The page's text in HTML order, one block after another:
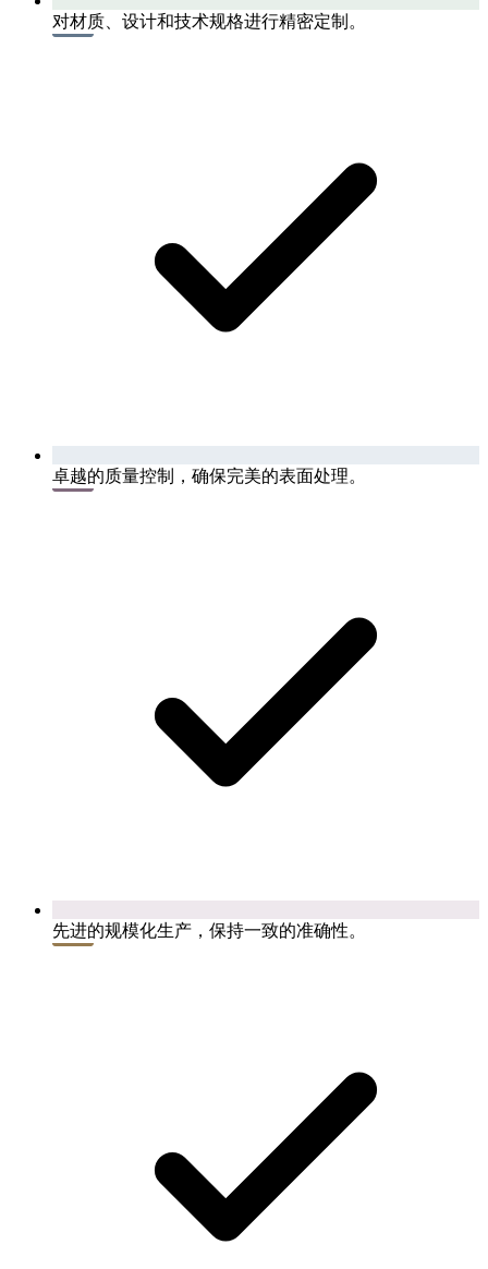
对材质、设计和技术规格进行精密定制。
卓越的质量控制，确保完美的表面处理。
先进的规模化生产，保持一致的准确性。